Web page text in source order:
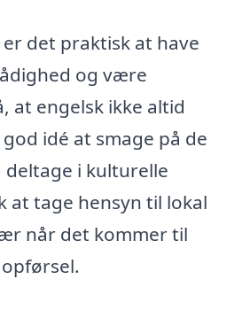
det praktisk at have
og være
at engelsk ikke altid
idé at smage på de
i kulturelle
at tage hensyn til lokal
når det kommer til